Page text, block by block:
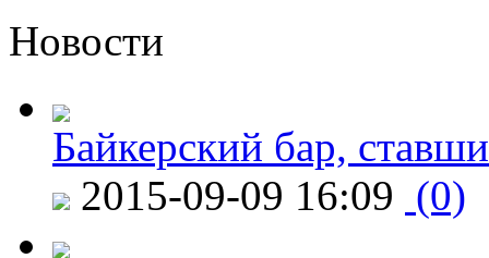
Новости
Байкерский бар,
2015-09-09 16:09 (0)